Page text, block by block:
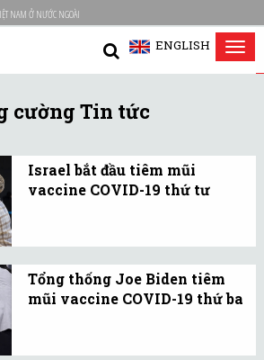
NAM Ở NƯỚC NGOÀI
ENGLISH
cường Tin tức
Israel bắt đầu tiêm mũi
vaccine COVID-19 thứ tư
vaccine COVID-19 thứ tư
cho nhóm thử nghiệm
Tổng thống Joe Biden tiêm
mũi vaccine COVID-19 thứ ba